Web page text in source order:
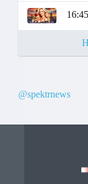
16:45
@spektrnews